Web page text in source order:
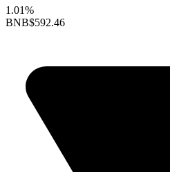
1.01%
BNB$592.46